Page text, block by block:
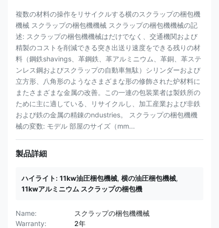
複数の材料の操作をリサイクルする横のスクラップの梱包機
機械 スクラップの梱包機機械 スクラップの梱包機機械の記
述: スクラップの梱包機機械はだけでなく、交通機関および
精製のコストを削減できる突き出送り速度をできる残りの材
料（鋼鉄shavings、革鋼鉄、革アルミニウム、革銅、革ステ
ンレス鋼およびスクラップの自動車無駄）シリンダーおよび
立方形、八角形のようなさまざまな形の修飾された炉材料に
またさまざまな金属の改善。この一連の包装業者は製鉄所の
ために主に適している、リサイクルし、加工産業および非鉄
および鉄の金属の精錬のndustries。 スクラップの梱包機機
械の変数: モデル 部屋のサイズ（mm...
製品詳細
ハイライト: 11kw油圧梱包機械, 横の油圧梱包機械,
11kwアルミニウム スクラップの梱包機
Name:
スクラップの梱包機機械
Warranty:
2年